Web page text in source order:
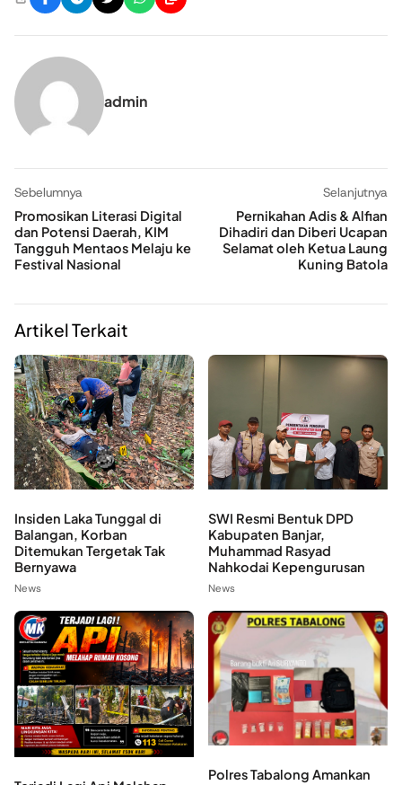
admin
Sebelumnya
Promosikan Literasi Digital
dan Potensi Daerah, KIM
Tangguh Mentaos Melaju ke
Festival Nasional
Selanjutnya
Pernikahan Adis & Alfian
Dihadiri dan Diberi Ucapan
Selamat oleh Ketua Laung
Kuning Batola
Artikel Terkait
Insiden Laka Tunggal di
Balangan, Korban
Ditemukan Tergetak Tak
Bernyawa
News
SWI Resmi Bentuk DPD
Kabupaten Banjar,
Muhammad Rasyad
Nahkodai Kepengurusan
News
Polres Tabalong Amankan